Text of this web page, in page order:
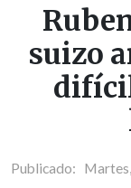
suizo
Publicado: